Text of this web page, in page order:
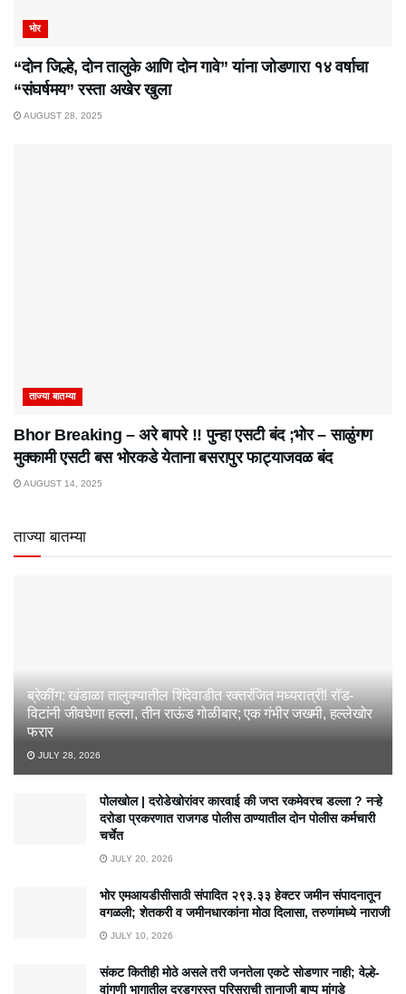
भोर
“दोन जिल्हे, दोन तालुके आणि दोन गावे” यांना जोडणारा १४ वर्षाचा
“संघर्षमय” रस्ता अखेर खुला
AUGUST 28, 2025
ताज्या बातम्या
Bhor Breaking – अरे बापरे‌ !! पुन्हा एसटी बंद ;भोर – साळुंगण
मुक्कामी एसटी बस भोरकडे येताना बसरापुर फाट्याजवळ बंद
AUGUST 14, 2025
ताज्या बातम्या
ब्रेकींग: खंडाळा तालुक्यातील शिंदेवाडीत रक्तरंजित मध्यरात्री! रॉड-
विटांनी जीवघेणा हल्ला, तीन राऊंड गोळीबार; एक गंभीर जखमी, हल्लेखोर
फरार
JULY 28, 2026
पोलखोल | दरोडेखोरांवर कारवाई की जप्त रकमेवरच डल्ला ? नऱ्हे
दरोडा प्रकरणात राजगड पोलीस ठाण्यातील दोन पोलीस कर्मचारी
चर्चेत
JULY 20, 2026
भोर एमआयडीसीसाठी संपादित २९३.३३ हेक्टर जमीन संपादनातून
वगळली; शेतकरी व जमीनधारकांना मोठा दिलासा, तरुणांमध्ये नाराजी
JULY 10, 2026
संकट कितीही मोठे असले तरी जनतेला एकटे सोडणार नाही; वेल्हे-
वांगणी भागातील दरडग्रस्त परिसराची तानाजी बाप्पू मांगडे